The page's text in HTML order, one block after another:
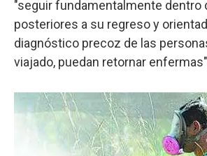
"seguir fundamentalmente dentro
posteriores a su regreso y
diagnóstico precoz de las
viajado, puedan retornar